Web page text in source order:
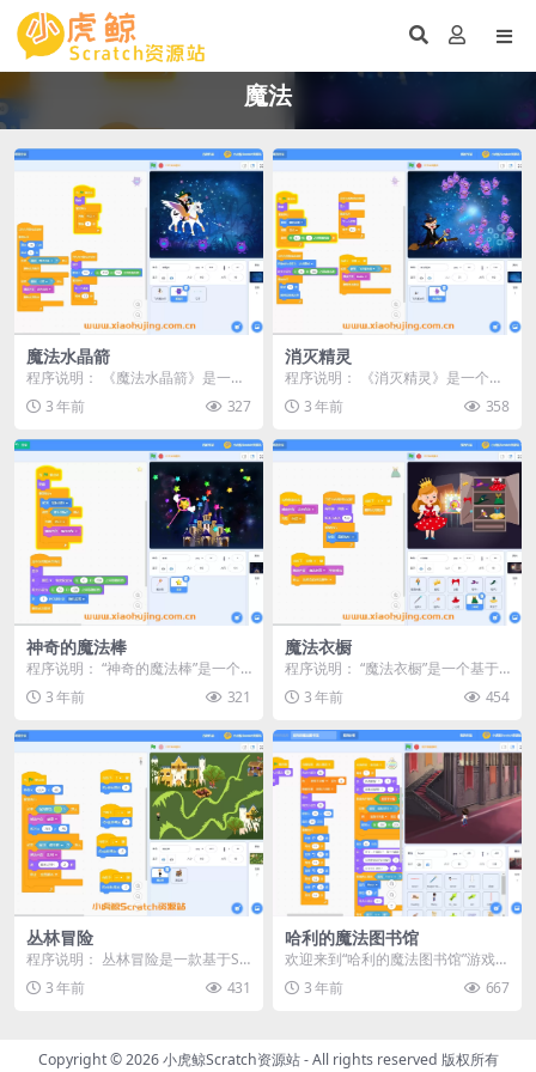
魔法
魔法水晶箭
程序说明： 《魔法水晶箭》是一个
基于Scratch平台开发的入门级小游
戏。在这个...
3 年前 327
消灭精灵
程序说明： 《消灭精灵》是一个基
于Scratch平台开发的入门级小游戏
项目。在这...
3 年前 358
神奇的魔法棒
程序说明： “神奇的魔法棒”是一个
基于Scratch平台制作的小动画程
序，它带领...
3 年前 321
魔法衣橱
程序说明： “魔法衣橱”是一个基于S
cratch平台开发的搭配服装小游
戏。在这个...
3 年前 454
丛林冒险
程序说明： 丛林冒险是一款基于Sc
ratch平台开发的经典探险游戏。在
这个游戏中...
3 年前 431
哈利的魔法图书馆
欢迎来到“哈利的魔法图书馆”游戏！
这是一个充满冒险与奇幻色彩的游
戏，让你仿佛置身...
3 年前 667
Copyright © 2026小虎鲸Scratch资源站- All rights reserved 版权所有